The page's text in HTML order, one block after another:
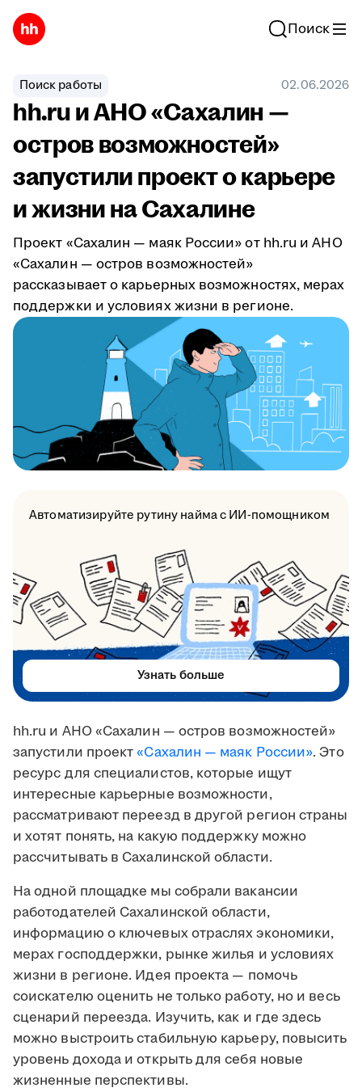
Поиск
Поиск работы 02.06.2026
hh.ru и АНО «Сахалин —
остров возможностей»
запустили проект о карьере
и жизни на Сахалине
Проект «Сахалин — маяк России» от hh.ru и АНО
«Сахалин — остров возможностей»
рассказывает о карьерных возможностях, мерах
поддержки и условиях жизни в регионе.
hh.ru и АНО «Сахалин — остров возможностей»
запустили проект«Сахалин — маяк России». Это
ресурс для специалистов, которые ищут
интересные карьерные возможности,
рассматривают переезд в другой регион страны
и хотят понять, на какую поддержку можно
рассчитывать в Сахалинской области.
На одной площадке мы собрали вакансии
работодателей Сахалинской области,
информацию о ключевых отраслях экономики,
мерах господдержки, рынке жилья и условиях
жизни в регионе. Идея проекта — помочь
соискателю оценить не только работу, но и весь
сценарий переезда. Изучить, как и где здесь
можно выстроить стабильную карьеру, повысить
уровень дохода и открыть для себя новые
жизненные перспективы.
Автоматизируйте рутину найма с ИИ-помощником
Узнать больше